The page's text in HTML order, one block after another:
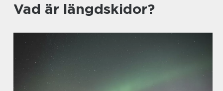
Vad är längdskidor?